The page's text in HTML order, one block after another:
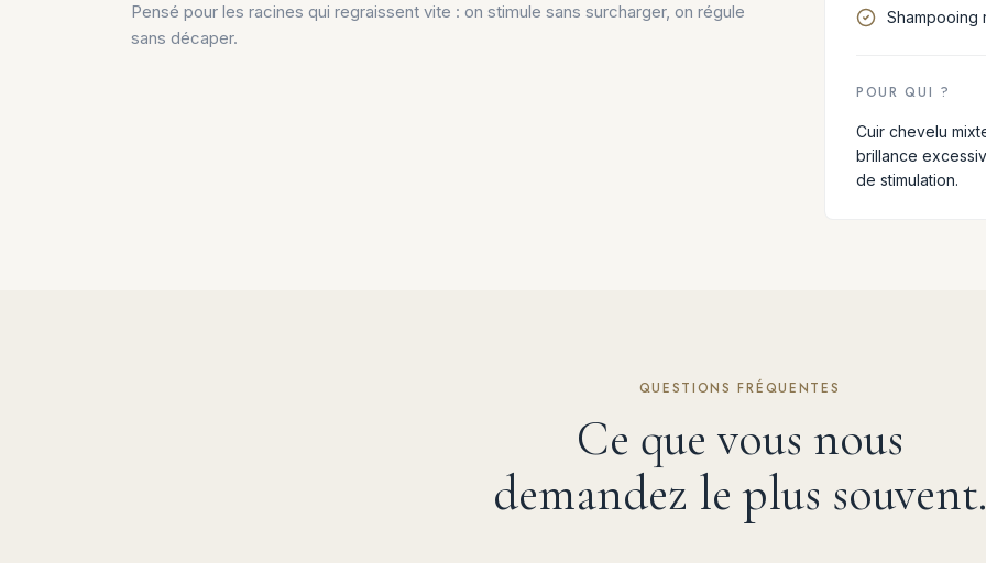
Pensé pour les racines qui regraissent vite : on stimule sans surcharger, on régule
sans décaper.
Shampooing
POUR QUI ?
Cuir chevelu
brillance
de stimulation.
QUESTIONS FRÉQUENTES
Ce que vous nous
demandez le plus souvent.